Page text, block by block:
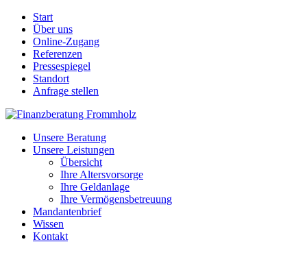
Start
Über uns
Online-Zugang
Referenzen
Pressespiegel
Standort
Anfrage stellen
Unsere Beratung
Unsere Leistungen
Übersicht
Ihre Altersvorsorge
Ihre Geldanlage
Ihre Vermögensbetreuung
Mandantenbrief
Wissen
Kontakt